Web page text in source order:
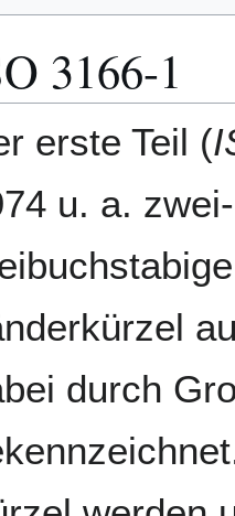
3166-1
erste Teil (
u. a.
durch